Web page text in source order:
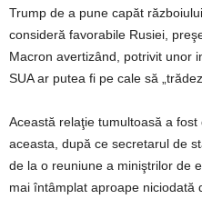
Trump de a pune capăt
consideră favorabile Rusiei,
Macron avertizând, potrivit unor
SUA ar putea fi pe cale să
Această relaţie tumultoasă a
aceasta, după ce secretarul de
de la o reuniune a miniştrilor de
mai întâmplat aproape niciodată